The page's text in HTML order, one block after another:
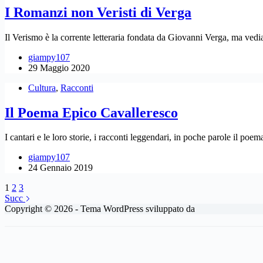
I Romanzi non Veristi di Verga
Il Verismo è la corrente letteraria fondata da Giovanni Verga, ma
giampy107
29 Maggio 2020
Cultura, Racconti
Il Poema Epico Cavalleresco
I cantari e le loro storie, i racconti leggendari, in poche parole il
giampy107
24 Gennaio 2019
1 2 3
Succ
Copyright © 2026 - Tema WordPress sviluppato da